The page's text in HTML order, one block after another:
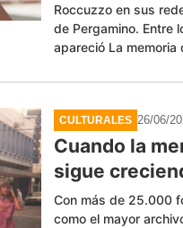
Roccuzzo en sus
de Pergamino. Entre
apareció La memoria
CULTURALES 26/06/
Cuando la
sigue
Con más de 25.000
como el mayor